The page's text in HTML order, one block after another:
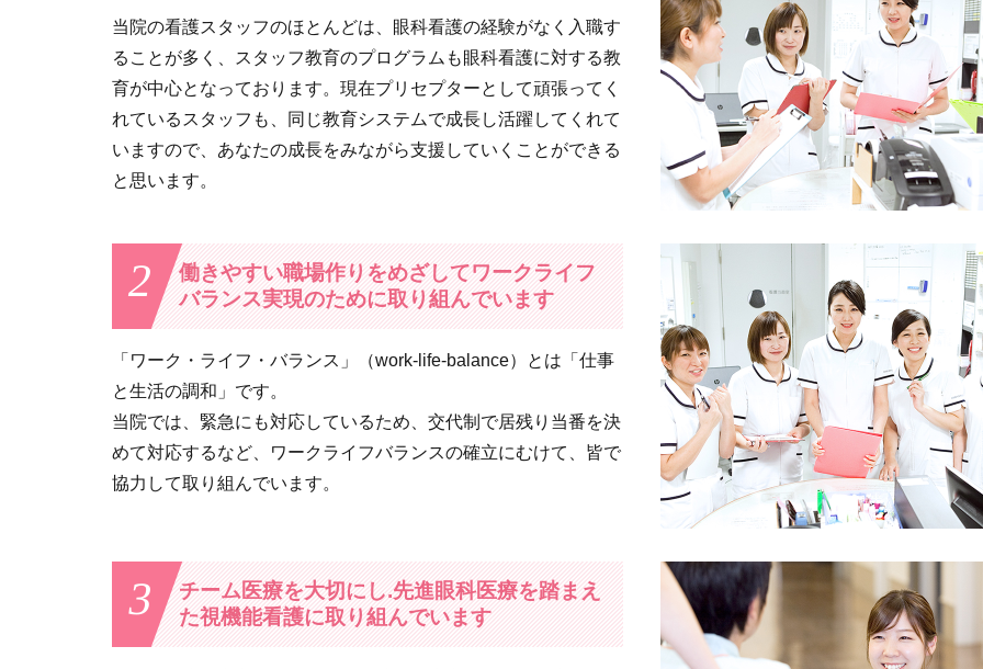
当院の看護スタッフのほとんどは、眼科看護の経験がなく入職す
ることが多く、スタッフ教育のプログラムも眼科看護に対する教
育が中心となっております。現在プリセプターとして頑張ってく
れているスタッフも、同じ教育システムで成長し活躍してくれて
いますので、あなたの成長をみながら支援していくことができる
と思います。
2
働きやすい職場作りをめざしてワークライフ
バランス実現のために取り組んでいます
「ワーク・ライフ・バランス」（work-life-balance）とは「仕事
と生活の調和」です。
当院では、緊急にも対応しているため、交代制で居残り当番を決
めて対応するなど、ワークライフバランスの確立にむけて、皆で
協力して取り組んでいます。
3
チーム医療を大切にし.先進眼科医療を踏まえ
た視機能看護に取り組んでいます